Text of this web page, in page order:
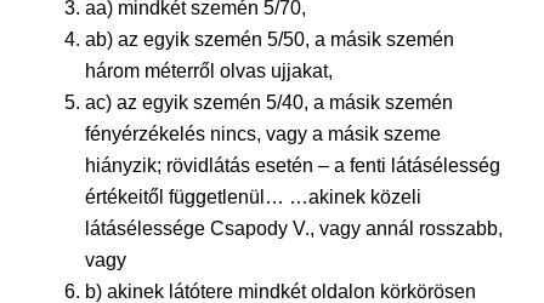
aa) mindkét szemén 5/70,
ab) az egyik szemén 5/50, a másik szemén
három méterről olvas ujjakat,
ac) az egyik szemén 5/40, a másik szemén
fényérzékelés nincs, vagy a másik szeme
hiányzik; rövidlátás esetén – a fenti látásélesség
értékeitől függetlenül… …akinek közeli
látásélessége Csapody V., vagy annál rosszabb,
vagy
b) akinek látótere mindkét oldalon körkörösen